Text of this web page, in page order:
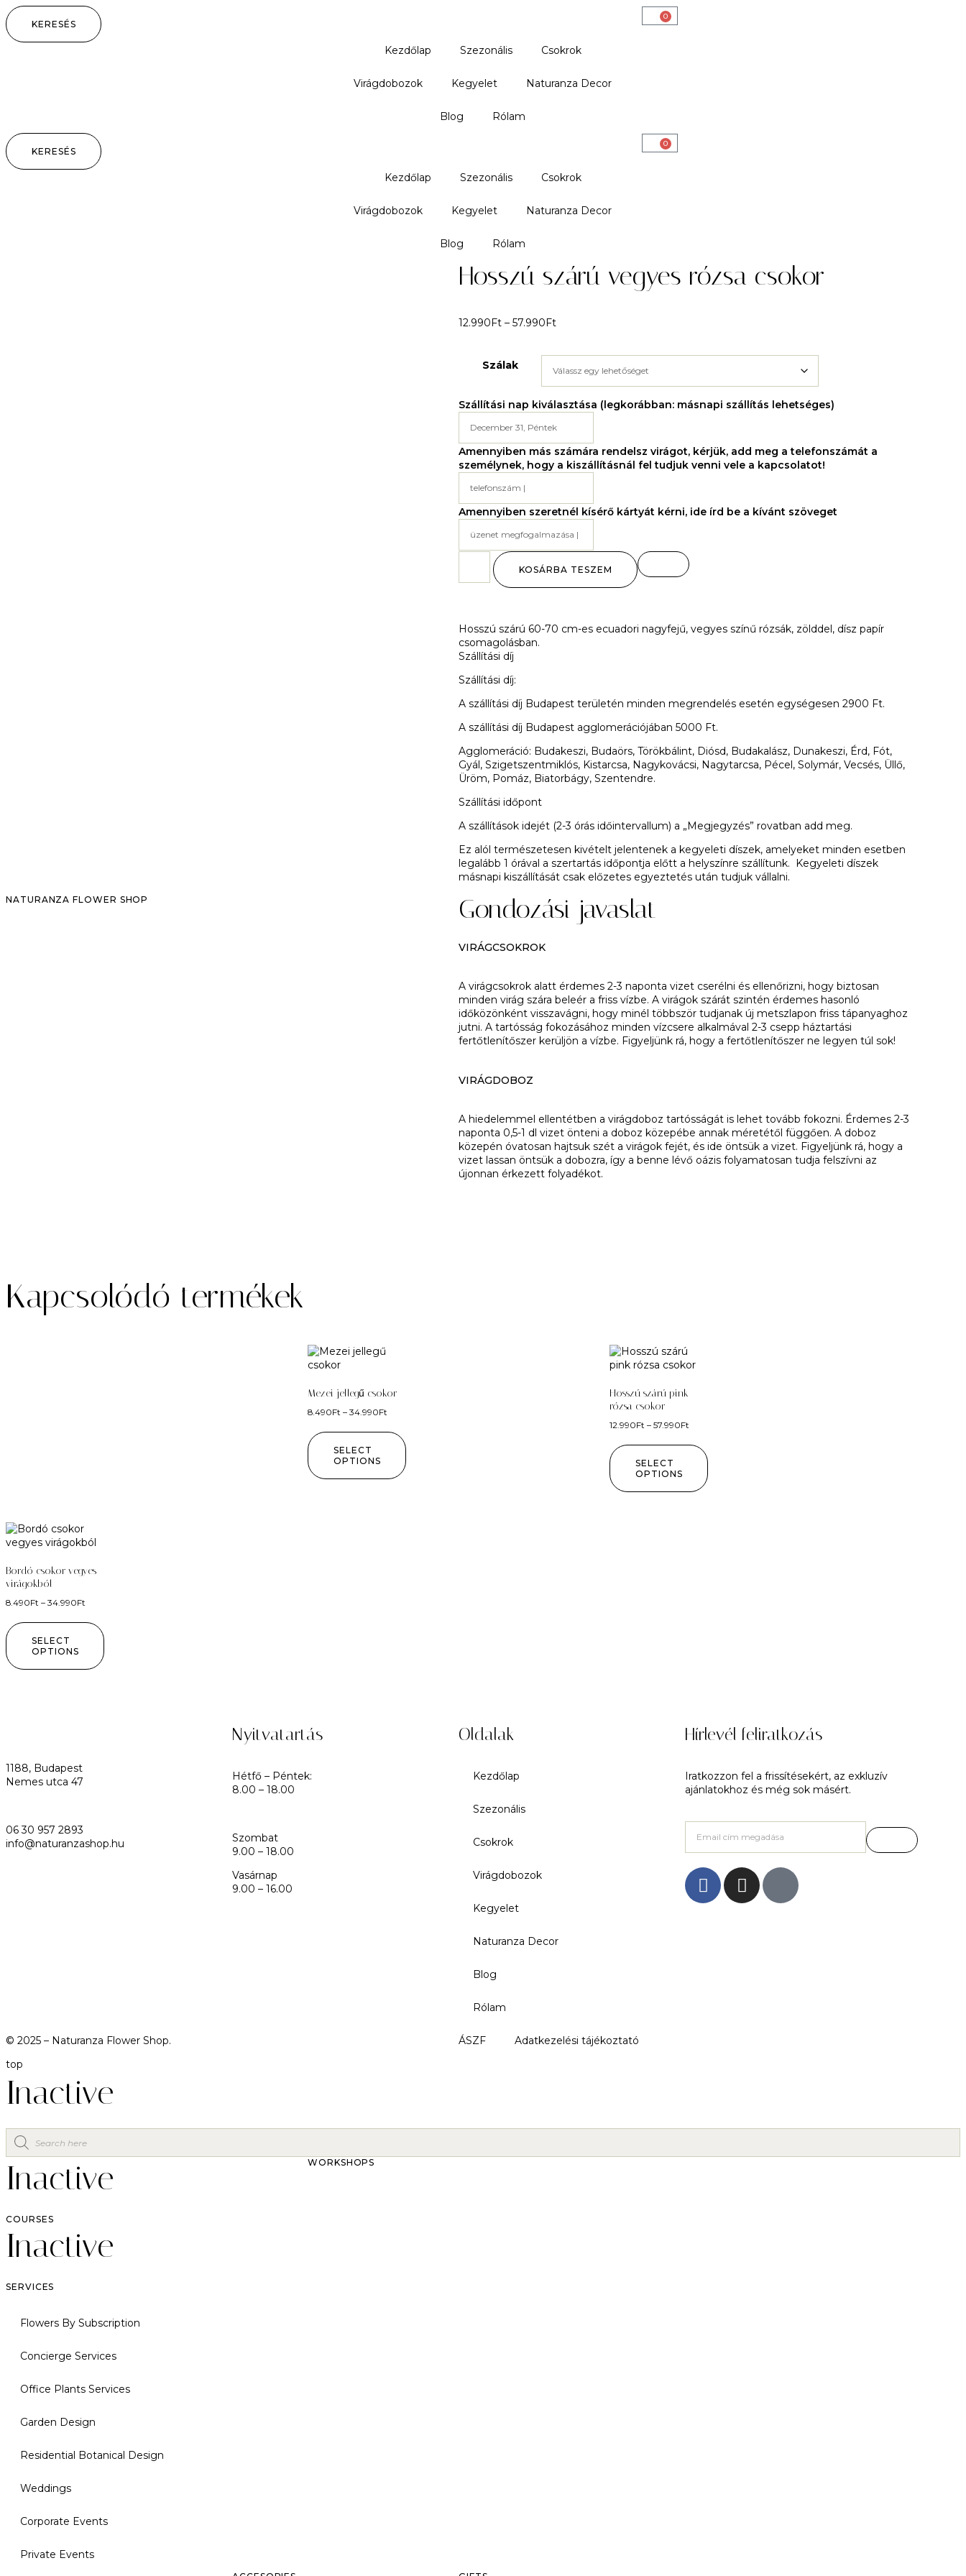
KERESÉS
Kezdőlap Szezonális Csokrok
Virágdobozok Kegyelet Naturanza Decor
Blog Rólam
0
KERESÉS
Kezdőlap Szezonális Csokrok
Virágdobozok Kegyelet Naturanza Decor
Blog Rólam
0
Hosszú szárú vegyes rózsa csokor
12.990Ft – 57.990Ft
Szálak
Szállítási nap kiválasztása (legkorábban: másnapi szállítás lehetséges)
Amennyiben más számára rendelsz virágot, kérjük, add meg a telefonszámát a
személynek, hogy a kiszállításnál fel tudjuk venni vele a kapcsolatot!
Amennyiben szeretnél kísérő kártyát kérni, ide írd be a kívánt szöveget
KOSÁRBA TESZEM
Hosszú szárú 60-70 cm-es ecuadori nagyfejű, vegyes színű rózsák, zölddel, dísz papír
csomagolásban.
Szállítási díj
Szállítási díj:
A szállítási díj Budapest területén minden megrendelés esetén egységesen 2900 Ft.
A szállítási díj Budapest agglomerációjában 5000 Ft.
Agglomeráció: Budakeszi, Budaörs, Törökbálint, Diósd, Budakalász, Dunakeszi, Érd, Fót,
Gyál, Szigetszentmiklós, Kistarcsa, Nagykovácsi, Nagytarcsa, Pécel, Solymár, Vecsés, Üllő,
Üröm, Pomáz, Biatorbágy, Szentendre.
Szállítási időpont
A szállítások idejét (2-3 órás időintervallum) a „Megjegyzés” rovatban add meg.
Ez alól természetesen kivételt jelentenek a kegyeleti díszek, amelyeket minden esetben
legalább 1 órával a szertartás időpontja előtt a helyszínre szállítunk. Kegyeleti díszek
másnapi kiszállítását csak előzetes egyeztetés után tudjuk vállalni.
NATURANZA FLOWER SHOP Gondozási javaslat
VIRÁGCSOKROK
A virágcsokrok alatt érdemes 2-3 naponta vizet cserélni és ellenőrizni, hogy biztosan
minden virág szára beleér a friss vízbe. A virágok szárát szintén érdemes hasonló
időközönként visszavágni, hogy minél többször tudjanak új metszlapon friss tápanyaghoz
jutni. A tartósság fokozásához minden vízcsere alkalmával 2-3 csepp háztartási
fertőtlenítőszer kerüljön a vízbe. Figyeljünk rá, hogy a fertőtlenítőszer ne legyen túl sok!
VIRÁGDOBOZ
A hiedelemmel ellentétben a virágdoboz tartósságát is lehet tovább fokozni. Érdemes 2-3
naponta 0,5-1 dl vizet önteni a doboz közepébe annak méretétől függően. A doboz
közepén óvatosan hajtsuk szét a virágok fejét, és ide öntsük a vizet. Figyeljünk rá, hogy a
vizet lassan öntsük a dobozra, így a benne lévő oázis folyamatosan tudja felszívni az
újonnan érkezett folyadékot.
Kapcsolódó termékek
Mezei jellegű csokor
8.490Ft – 34.990Ft
SELECT
OPTIONS
Hosszú szárú pink
rózsa csokor
12.990Ft – 57.990Ft
SELECT
OPTIONS
Bordó csokor vegyes
virágokból
8.490Ft – 34.990Ft
SELECT
OPTIONS
1188, Budapest
Nemes utca 47
06 30 957 2893
info@naturanzashop.hu
Nyitvatartás
Hétfő – Péntek:
8.00 – 18.00
Szombat
9.00 – 18.00
Vasárnap
9.00 – 16.00
Oldalak
Kezdőlap
Szezonális
Csokrok
Virágdobozok
Kegyelet
Naturanza Decor
Blog
Rólam
Hírlevél feliratkozás
Iratkozzon fel a frissítésekért, az exkluzív
ajánlatokhoz és még sok másért.
© 2025 – Naturanza Flower Shop. ÁSZF
Adatkezelési tájékoztató
top
Inactive
Inactive
COURSES
WORKSHOPS
Inactive
SERVICES
Flowers By Subscription
Concierge Services
Office Plants Services
Garden Design
Residential Botanical Design
Weddings
Corporate Events
Private Events